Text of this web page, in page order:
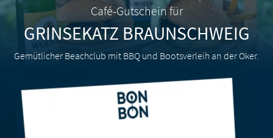
GUTSCHEIN EINLÖSEN
FÜR GASTRONOMEN
Gemütlicher Beachclub mit BBQ und Bootsverleih an der Oker.
Café-Gutschein für
GRINSEKATZ BRAUNSCHWEIG